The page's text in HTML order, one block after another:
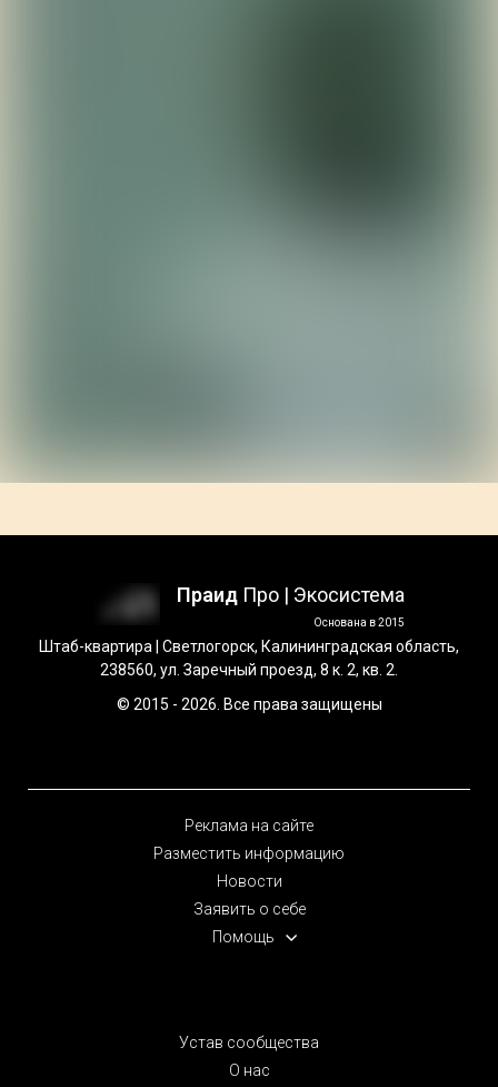
Праид Про | Экосистема
Основана в 2015
Штаб-квартира | Светлогорск, Калининградская область,
238560, ул. Заречный проезд, 8 к. 2, кв. 2.
© 2015 - 2026. Все права защищены
Реклама на сайте
Разместить информацию
Новости
Заявить о себе
Помощь
Устав сообщества
О нас